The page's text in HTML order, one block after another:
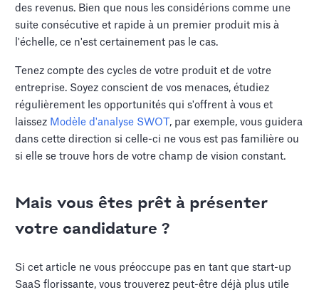
des revenus. Bien que nous les considérions comme une
suite consécutive et rapide à un premier produit mis à
l'échelle, ce n'est certainement pas le cas.
Tenez compte des cycles de votre produit et de votre
entreprise. Soyez conscient de vos menaces, étudiez
régulièrement les opportunités qui s'offrent à vous et
laissez Modèle d'analyse SWOT, par exemple, vous guidera
dans cette direction si celle-ci ne vous est pas familière ou
si elle se trouve hors de votre champ de vision constant.
Mais vous êtes prêt à présenter
votre candidature ?
Si cet article ne vous préoccupe pas en tant que start-up
SaaS florissante, vous trouverez peut-être déjà plus utile